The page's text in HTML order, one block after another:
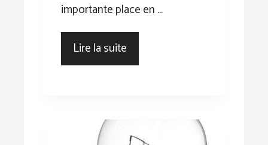
importante place en …
Lire la suite